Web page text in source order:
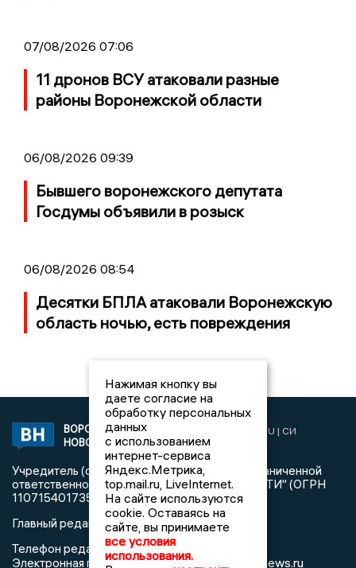
07/08/2026 07:06
11 дронов ВСУ атаковали разные
районы Воронежской области
06/08/2026 09:39
Бывшего воронежского депутата
Госдумы объявили в розыск
06/08/2026 08:54
Десятки БПЛА атаковали Воронежскую
область ночью, есть повреждения
ВОРОНЕЖСКИЕ
НОВОСТИ
2019 © VORONEZHNEWS.RU | СИ
«Воронежские новости»
Учредитель (соучредители): Общество с ограниченной
ответственностью "РЕГИОНАЛЬНЫЕ НОВОСТИ" (ОГРН
1107154017354)
Главный редактор: Пирогов А.А.
Телефон редакции: +7 (473) 262 77 92
Электронная почта редакции:info@voronezhnews.ru
Нажимая кнопку вы
даете согласие на
обработку персональных
данных
с использованием
интернет-сервиса
Яндекс.Метрика,
top.mail.ru, LiveInternet.
На сайте используются
cookie. Оставаясь на
сайте, вы принимаете
все условия
использования.